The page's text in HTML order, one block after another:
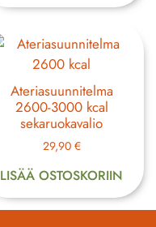
Ateriasuunnitelma
2600-3000 kcal
sekaruokavalio
29,90 €
LISÄÄ OSTOSKORIIN